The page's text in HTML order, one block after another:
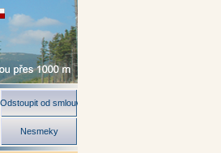
Odstoupit od smlouvy
Nesmeky